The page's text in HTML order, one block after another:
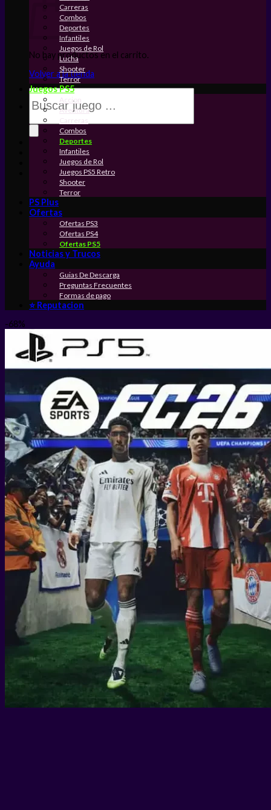
No hay productos en el carrito.
Volver a la tienda
Búsqueda
de
productos
Carreras
Combos
Deportes
Infantiles
Juegos de Rol
Lucha
Shooter
Terror
Juegos PS5
Accion
Aventura
Carreras
Combos
Deportes
Infantiles
Juegos de Rol
Juegos PS5 Retro
Shooter
Terror
PS Plus
Ofertas
Ofertas PS3
Ofertas PS4
Ofertas PS5
Noticias y Trucos
Ayuda
Guias De Descarga
Preguntas Frecuentes
Formas de pago
⭐ Reputacion
-68%